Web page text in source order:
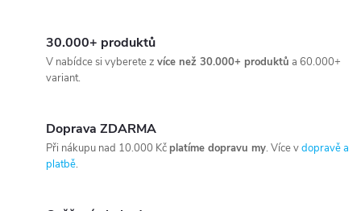
30.000+ produktů
V nabídce si vyberete z více než 30.000+ produktů a 60.000+
variant.
Doprava ZDARMA
Při nákupu nad 10.000 Kčplatíme dopravu my. Více vdopravě a
platbě.